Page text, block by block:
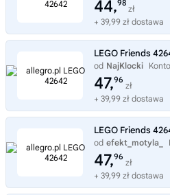
44,98
zł
+ 39,99 zł dostawa
od NajKlocki
47,96
zł
+ 39,99 zł dostawa
od efekt_motyla_
47,96
zł
+ 39,99 zł dostawa